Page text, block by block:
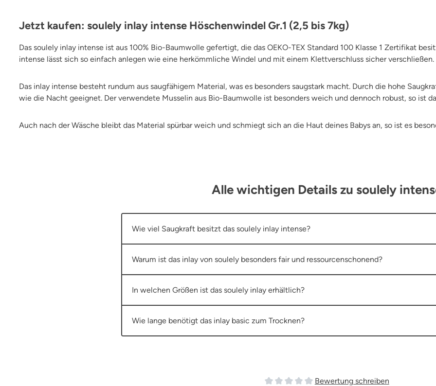
Jetzt kaufen: soulely inlay intense Höschenwindel Gr.1 (2,5 bis 7kg)
Das soulely inlay intense ist aus 100% Bio-Baumwolle gefertigt, die das OEKO-TEX Standard 100 Klasse 1 Zertifikat
intense lässt sich so einfach anlegen wie eine herkömmliche Windel und mit einem Klettverschluss sicher verschließen.
Das inlay intense besteht rundum aus saugfähigem Material, was es besonders saugstark macht. Durch die hohe
wie die Nacht geeignet. Der verwendete Musselin aus Bio-Baumwolle ist besonders weich und dennoch robust, so ist
Auch nach der Wäsche bleibt das Material spürbar weich und schmiegt sich an die Haut deines Babys an, so ist es
Alle wichtigen Details zu soulely
Wie viel Saugkraft besitzt das soulely inlay intense?
Warum ist das inlay von soulely besonders fair und ressourcenschonend?
In welchen Größen ist das soulely inlay erhältlich?
Wie lange benötigt das inlay basic zum Trocknen?
Bewertung schreiben